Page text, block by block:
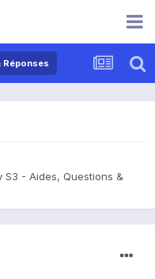
Réponses
S3 - Aides, Questions &